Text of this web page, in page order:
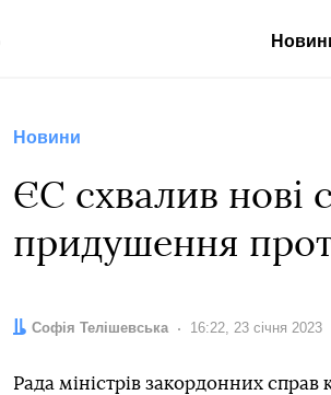
Новини
ЄС схвалив нові
придушення
Автор:
Софія Телішевська Дата:
16:22, 23 січня 2023
Рада міністрів закордонних